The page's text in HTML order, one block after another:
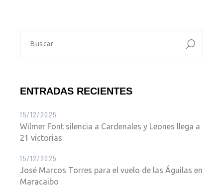
ENTRADAS RECIENTES
Wilmer Font silencia a Cardenales y Leones llega a
21 victorias
15/12/2025
José Marcos Torres para el vuelo de las Águilas en
Maracaibo
15/12/2025